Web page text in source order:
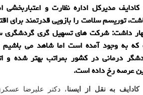
مدیركل اداره نظارت و اعتباربخشی
توریسم سلامت را بازویی قدرتمند برای
داشت: شركت های تسهیل گری گردشگری
به وجود آمده است اما شاهد می
درمانی در كشور بمراتب بهتر شده و
عرصه رخ داده است.
به نقل از ایسنا، دكتر علیرضا